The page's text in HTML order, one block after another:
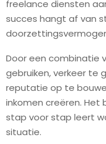
freelance diensten
succes hangt af van
Door een combinatie
gebruiken, verkeer te
reputatie op te
inkomen creëren. Het
stap voor stap leert
situatie.